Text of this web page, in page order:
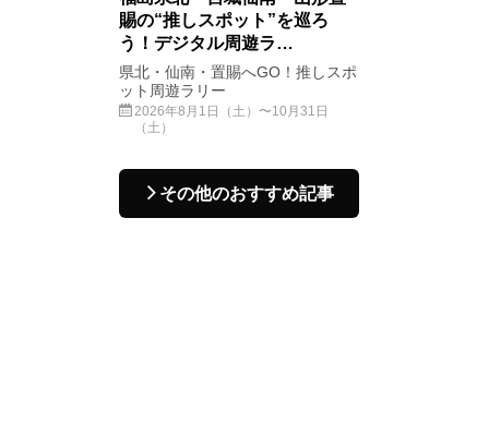
賜の“推しスポット”を巡ろ
う！デジタル周遊ラ…
県北・仙南・置賜へGO！推しスポ
ット周遊ラリー
2026年8月1日（土）〜10月31日
（土）
その他のおすすめ記事